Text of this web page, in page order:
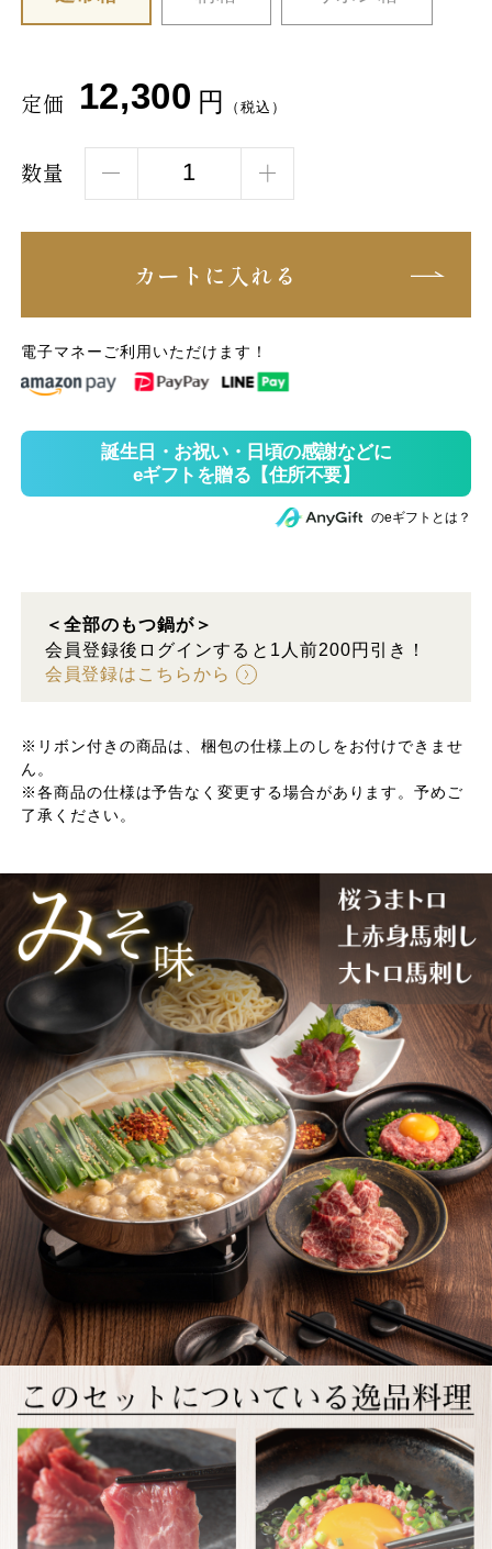
定価 12,300 円 （税込）
数量
カートに入れる
電子マネーご利用いただけます！
のeギフトとは？
＜全部のもつ鍋が＞
会員登録後ログインすると1人前200円引き！
会員登録はこちらから
※リボン付きの商品は、梱包の仕様上のしをお付けできませ
ん。
※各商品の仕様は予告なく変更する場合があります。予めご
了承ください。